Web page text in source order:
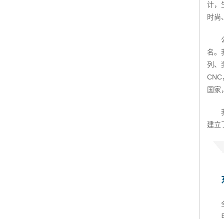
计，
时尚
名。
列、
CNC
国家
建立